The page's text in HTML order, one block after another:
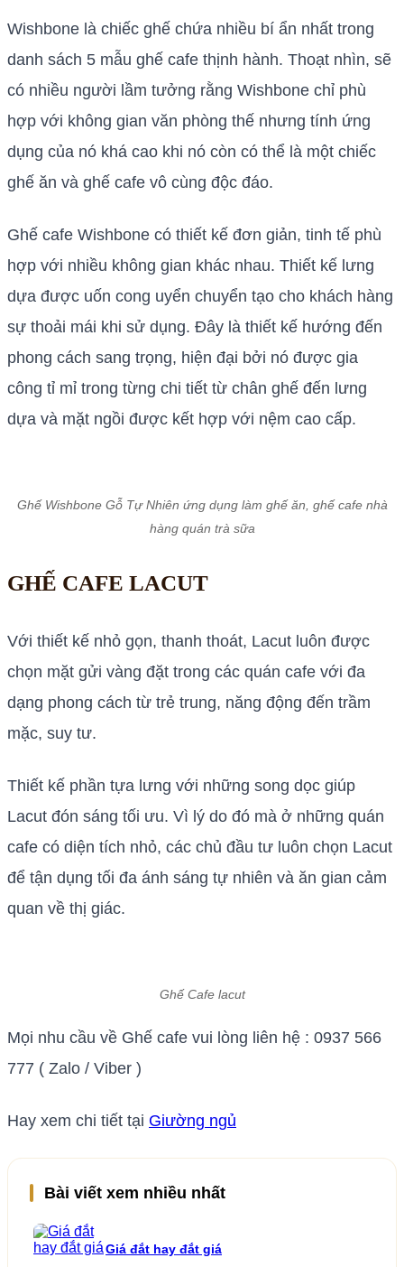
Wishbone là chiếc ghế chứa nhiều bí ẩn nhất trong
danh sách 5 mẫu ghế cafe thịnh hành. Thoạt nhìn, sẽ
có nhiều người lầm tưởng rằng Wishbone chỉ phù
hợp với không gian văn phòng thế nhưng tính ứng
dụng của nó khá cao khi nó còn có thể là một chiếc
ghế ăn và ghế cafe vô cùng độc đáo.
Ghế cafe Wishbone có thiết kế đơn giản, tinh tế phù
hợp với nhiều không gian khác nhau. Thiết kế lưng
dựa được uốn cong uyển chuyển tạo cho khách hàng
sự thoải mái khi sử dụng. Đây là thiết kế hướng đến
phong cách sang trọng, hiện đại bởi nó được gia
công tỉ mỉ trong từng chi tiết từ chân ghế đến lưng
dựa và mặt ngồi được kết hợp với nệm cao cấp.
Ghế Wishbone Gỗ Tự Nhiên ứng dụng làm ghế ăn, ghế cafe nhà
hàng quán trà sữa
GHẾ CAFE LACUT
Với thiết kế nhỏ gọn, thanh thoát, Lacut luôn được
chọn mặt gửi vàng đặt trong các quán cafe với đa
dạng phong cách từ trẻ trung, năng động đến trầm
mặc, suy tư.
Thiết kế phần tựa lưng với những song dọc giúp
Lacut đón sáng tối ưu. Vì lý do đó mà ở những quán
cafe có diện tích nhỏ, các chủ đầu tư luôn chọn Lacut
để tận dụng tối đa ánh sáng tự nhiên và ăn gian cảm
quan về thị giác.
Ghế Cafe lacut
Mọi nhu cầu về Ghế cafe vui lòng liên hệ : 0937 566
777 ( Zalo / Viber )
Hay xem chi tiết tại Giường ngủ
Bài viết xem nhiều nhất
Giá đắt hay đắt giá